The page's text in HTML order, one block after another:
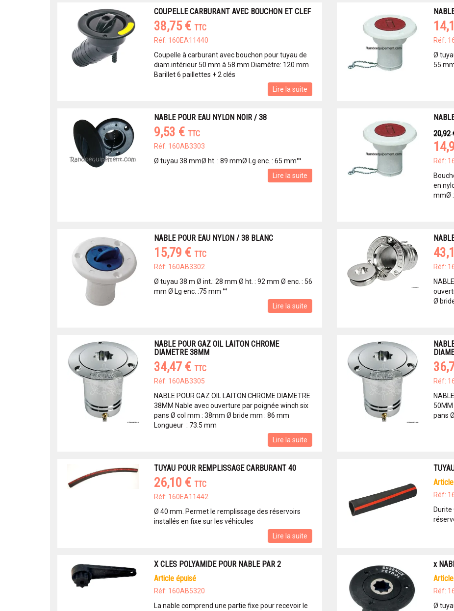
COUPELLE CARBURANT AVEC BOUCHON ET CLEF
38,75 € TTC
Réf: 160EA11440
Coupelle à carburant avec bouchon pour tuyau de
diam.intérieur 50 mm à 58 mm Diamètre: 120 mm
Barillet 6 paillettes + 2 clés
Lire la suite
Réf:
Ø
55
NABLE POUR EAU NYLON NOIR / 38
9,53 € TTC
Réf: 160AB3303
Ø tuyau 38 mmØ ht. : 89 mmØ Lg enc. : 65 mm°°
Lire la suite
20,92
Réf:
en
mmØ :
NABLE POUR EAU NYLON / 38 BLANC
15,79 € TTC
Réf: 160AB3302
Ø tuyau 38 m Ø int.: 28 mm Ø ht. : 92 mm Ø enc. : 56
mm Ø Lg enc. :75 mm °°
Lire la suite
Réf:
Ø
NABLE POUR GAZ OIL LAITON CHROME
DIAMETRE 38MM
34,47 € TTC
Réf: 160AB3305
NABLE POUR GAZ OIL LAITON CHROME DIAMETRE
38MM Nable avec ouverture par poignée winch six
pans Ø col mm : 38mm Ø bride mm : 86 mm
Longueur : 73.5 mm
Lire la suite
Réf:
pans
TUYAU POUR REMPLISSAGE CARBURANT 40
26,10 € TTC
Réf: 160EA11442
Ø 40 mm. Permet le remplissage des réservoirs
installés en fixe sur les véhicules
Lire la suite
Réf:
X CLES POLYAMIDE POUR NABLE PAR 2
article épuisé
Réf: 160AB5320
La nable comprend une partie fixe pour recevoir le
x
Réf:
Ø